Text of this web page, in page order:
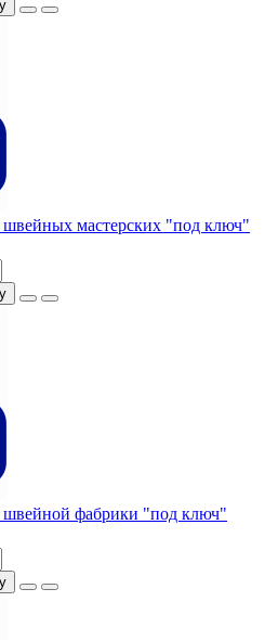
швейных мастерских "под ключ"
швейной фабрики "под ключ"